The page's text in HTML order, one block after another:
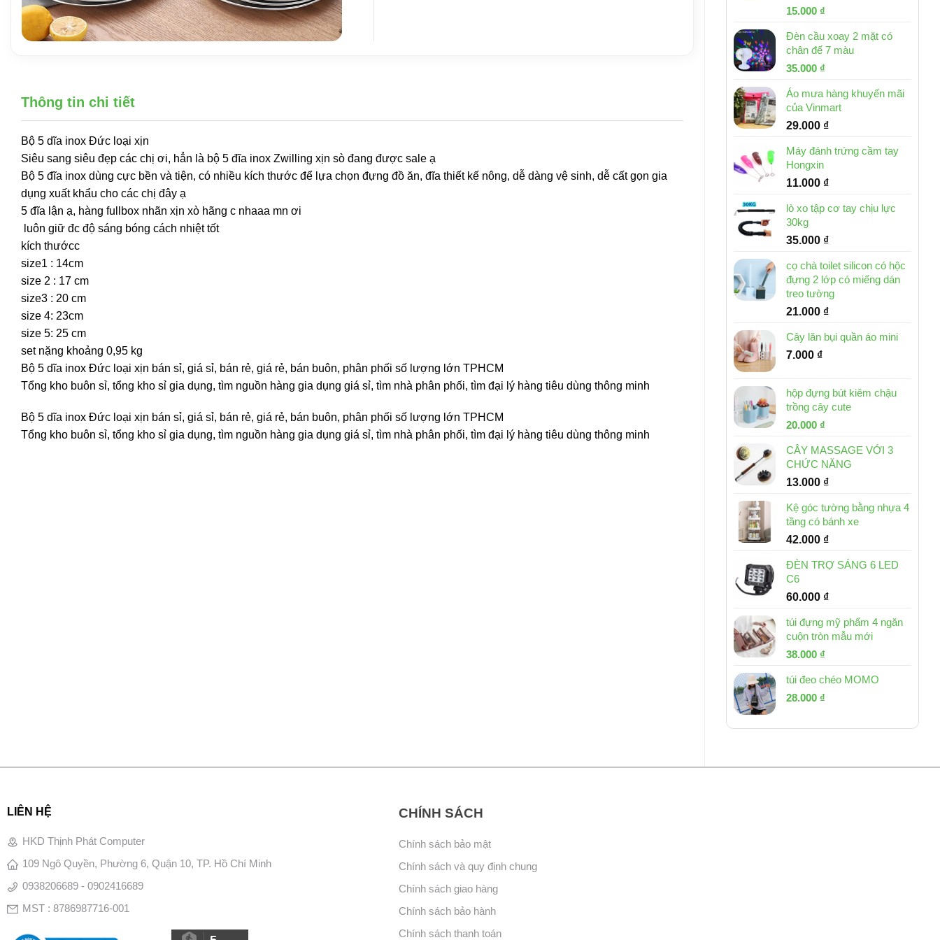
Giá
là:
32.000 ₫.
15.000 ₫
tại
là:
Đèn cầu xoay 2 mặt có
chân đế 7 màu
Giá
là:
46.000 ₫.
35.000 ₫
tại
là:
35.000 ₫.
Áo mưa hàng khuyến mãi
của Vinmart
29.000 ₫
Máy đánh trứng cầm tay
Hongxin
11.000 ₫
lò xo tập cơ tay chịu lực
30kg
35.000 ₫
cọ chà toilet silicon có hộc
đựng 2 lớp có miếng dán
treo tường
21.000 ₫
Cây lăn bụi quần áo mini
7.000 ₫
hộp đựng bút kiêm chậu
trồng cây cute
Giá
là:
30.000 ₫.
20.000 ₫
tại
là:
20.000 ₫.
CÂY MASSAGE VỚI 3
CHỨC NĂNG
13.000 ₫
Kệ góc tường bằng nhựa 4
tầng có bánh xe
42.000 ₫
ĐÈN TRỢ SÁNG 6 LED
C6
60.000 ₫
túi đựng mỹ phẩm 4 ngăn
cuộn tròn mẫu mới
Giá
là:
53.000 ₫.
38.000 ₫
tại
túi đeo chéo MOMO
Giá
là:
28.000 ₫
tại
Thông tin chi tiết
Bộ 5 dĩa inox Đức loại xịn
Siêu sang siêu đẹp các chị ơi, hẳn là bộ 5 đĩa inox Zwilling xịn sò đang được sale ạ
Bộ 5 đĩa inox dùng cực bền và tiện, có nhiều kích thước để lựa chọn đựng đồ ăn, đĩa thiết kế nông, dễ dàng vệ sinh, dễ cất gọn gia
dụng xuất khẩu cho các chị đây ạ
5 đĩa lận ạ, hàng fullbox nhãn xịn xò hãng c nhaaa mn ơi
luôn giữ đc độ sáng bóng cách nhiệt tốt
kích thướcc
size1 : 14cm
size 2 : 17 cm
size3 : 20 cm
size 4: 23cm
size 5: 25 cm
set nặng khoảng 0,95 kg
Bộ 5 dĩa inox Đức loại xịn bán sỉ, giá sỉ, bán rẻ, giá rẻ, bán buôn, phân phối số lượng lớn TPHCM
Tổng kho buôn sỉ, tổng kho sỉ gia dụng, tìm nguồn hàng gia dụng giá sỉ, tìm nhà phân phối, tìm đại lý hàng tiêu dùng thông minh
Bộ 5 dĩa inox Đức loại xịn bán sỉ, giá sỉ, bán rẻ, giá rẻ, bán buôn, phân phối số lượng lớn TPHCM
Tổng kho buôn sỉ, tổng kho sỉ gia dụng, tìm nguồn hàng gia dụng giá sỉ, tìm nhà phân phối, tìm đại lý hàng tiêu dùng thông minh
LIÊN HỆ
HKD Thịnh Phát Computer
109 Ngô Quyền, Phường 6, Quận 10, TP. Hồ Chí Minh
0938206689 - 0902416689
MST : 8786987716-001
CHÍNH SÁCH
Chính sách bảo mật
Chính sách và quy định chung
Chính sách giao hàng
Chính sách bảo hành
Chính sách thanh toán